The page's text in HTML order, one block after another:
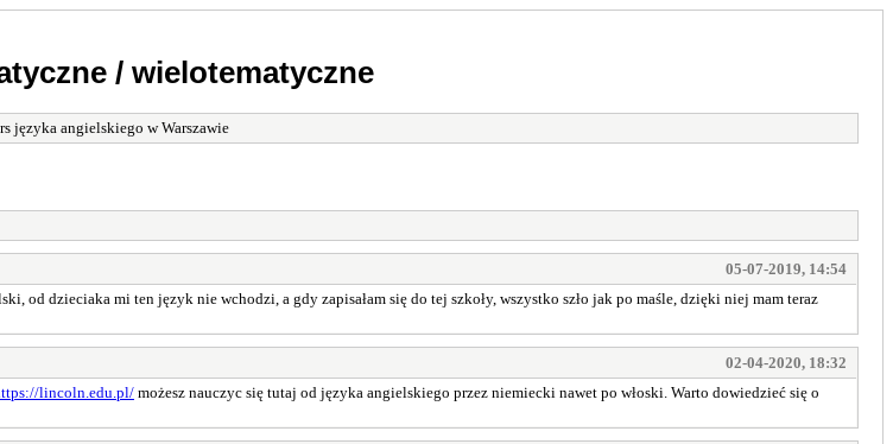
/ wielotematyczne
języka angielskiego w Warszawie
05-07-2019, 14:54
od dzieciaka mi ten język nie wchodzi, a gdy zapisałam się do tej szkoły, wszystko szło jak po maśle, dzięki niej mam teraz
02-04-2020, 18:32
lincoln.edu.pl/ możesz nauczyc się tutaj od języka angielskiego przez niemiecki nawet po włoski. Warto dowiedzieć się o